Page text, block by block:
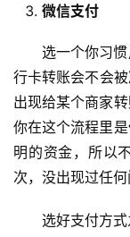
微信支付
选一个你习
行卡转账会不会
出现给某个商家
你在这个流程里是
明的资金，所以
次，没出现过任何
选好支付方